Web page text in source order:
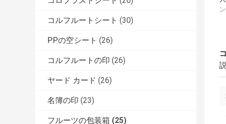
コルフルートシート (30)
PPの空シート (26)
コルフルートの印 (26)
ヤード カード (26)
名簿の印 (23)
フルーツの包装箱 (25)